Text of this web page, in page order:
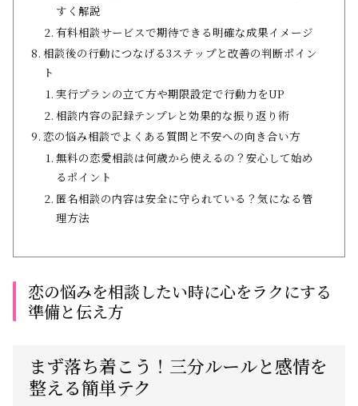
すく解説
有料相談サービスで期待できる明確な成果イメージ
相談後の行動につなげる3ステップと改善の判断ポイン
ト
実行プランの立て方や期限設定で行動力をUP
相談内容の記録テンプレと効果的な振り返り術
恋の悩み相談でよくある質問と不安への向き合い方
無料の恋愛相談は何歳から使えるの？安心して始め
るポイント
匿名相談の内容は安全に守られている？気になる管
理方法
恋の悩みを相談したい時に心をラクにする
準備と伝え方
まず落ち着こう！三分ルールと感情を
整える簡単テク